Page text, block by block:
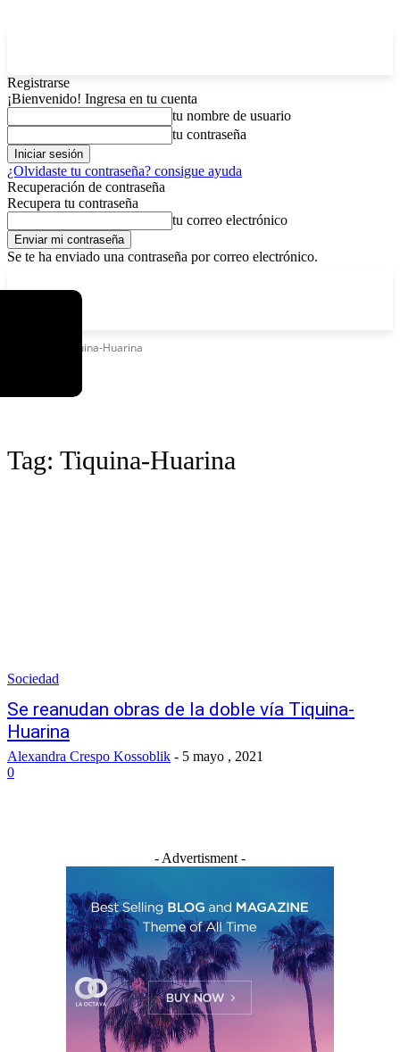
Registrarse
¡Bienvenido! Ingresa en tu cuenta
tu nombre de usuario
tu contraseña
¿Olvidaste tu contraseña? consigue ayuda
Recuperación de contraseña
Recupera tu contraseña
tu correo electrónico
Se te ha enviado una contraseña por correo electrónico.
Tiquina-Huarina
Tag: Tiquina-Huarina
Sociedad
Se reanudan obras de la doble vía Tiquina-
Huarina
Alexandra Crespo Kossoblik - 5 mayo , 2021
0
- Advertisment -